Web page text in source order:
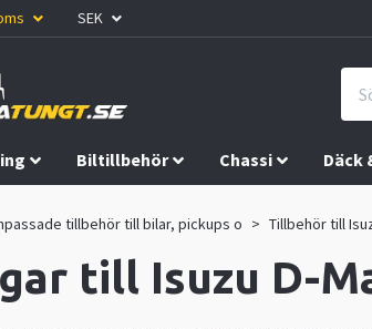
SEK
Biltillbehör Chassi Däck
tillbehör till bilar, pickups o Tillbehör till
till Isuzu D-